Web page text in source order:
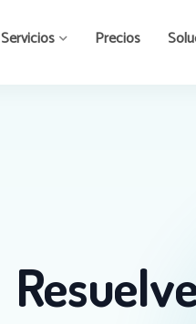
Servicios Precios